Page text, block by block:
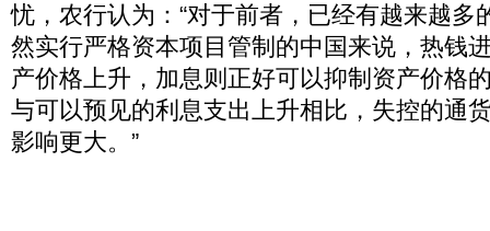
忧，农行认为：“对于前者，已经有越来越多
然实行严格资本项目管制的中国来说，热钱
产价格上升，加息则正好可以抑制资产价格
与可以预见的利息支出上升相比，失控的通
影响更大。”